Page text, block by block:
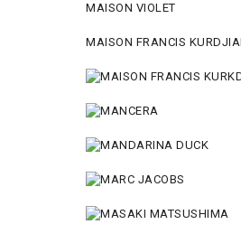
MAISON VIOLET
MAISON FRANCIS